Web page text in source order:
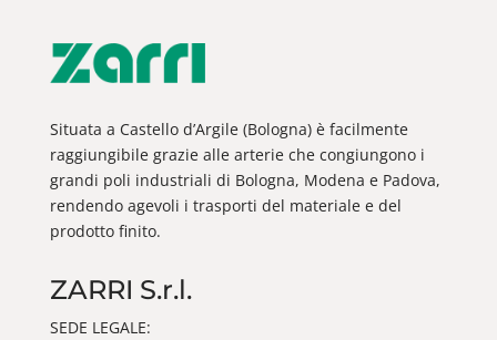
Situata a Castello d’Argile (Bologna) è facilmente
raggiungibile grazie alle arterie che congiungono i
grandi poli industriali di Bologna, Modena e Padova,
rendendo agevoli i trasporti del materiale e del
prodotto finito.
ZARRI S.r.l.
SEDE LEGALE: